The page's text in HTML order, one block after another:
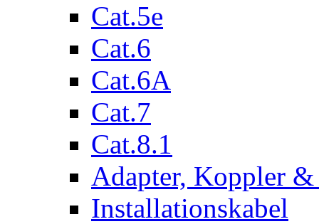
Cat.5e
Cat.6
Cat.6A
Cat.7
Cat.8.1
Adapter, Koppler &
Installationskabel